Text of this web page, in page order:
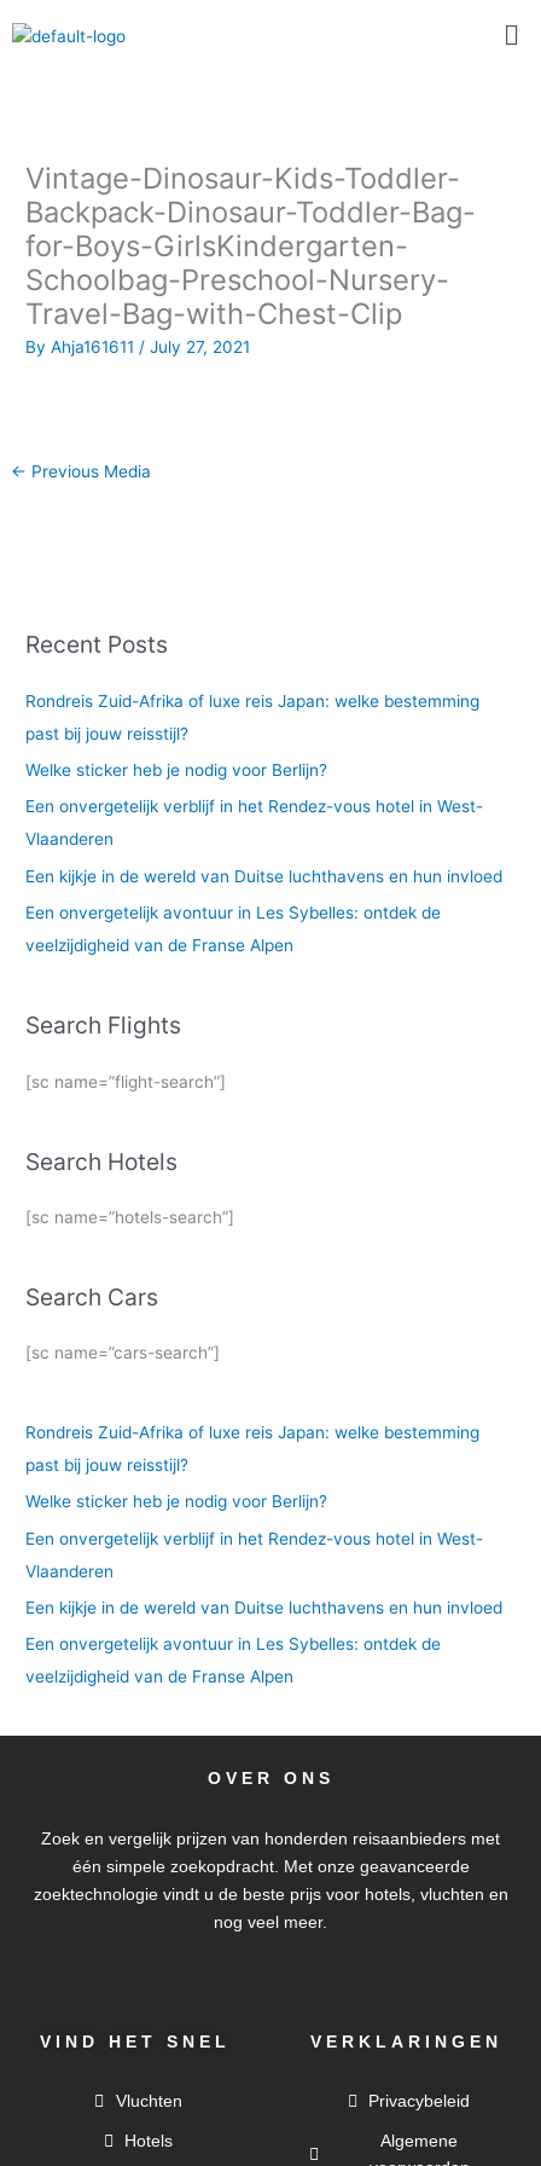
to
Vintage-Dinosaur-Kids-Toddler-
Backpack-Dinosaur-Toddler-Bag-
for-Boys-GirlsKindergarten-
Schoolbag-Preschool-Nursery-
Travel-Bag-with-Chest-Clip
ByAhja161611/July 27, 2021
← Previous Media
Recent Posts
Rondreis Zuid-Afrika of luxe reis Japan: welke bestemming
past bij jouw reisstijl?
Welke sticker heb je nodig voor Berlijn?
Een onvergetelijk verblijf in het Rendez-vous hotel in West-
Vlaanderen
Een kijkje in de wereld van Duitse luchthavens en hun invloed
Een onvergetelijk avontuur in Les Sybelles: ontdek de
veelzijdigheid van de Franse Alpen
Search Flights
[sc name=”flight-search”]
Search Hotels
[sc name=”hotels-search”]
Search Cars
[sc name=”cars-search”]
Rondreis Zuid-Afrika of luxe reis Japan: welke bestemming
past bij jouw reisstijl?
Welke sticker heb je nodig voor Berlijn?
Een onvergetelijk verblijf in het Rendez-vous hotel in West-
Vlaanderen
Een kijkje in de wereld van Duitse luchthavens en hun invloed
Een onvergetelijk avontuur in Les Sybelles: ontdek de
veelzijdigheid van de Franse Alpen
OVER ONS
Zoek en vergelijk prijzen van honderden reisaanbieders met
één simpele zoekopdracht. Met onze geavanceerde
zoektechnologie vindt u de beste prijs voor hotels, vluchten en
nog veel meer.
VIND HET SNEL
Vluchten
Hotels
VERKLARINGEN
Privacybeleid
Algemene